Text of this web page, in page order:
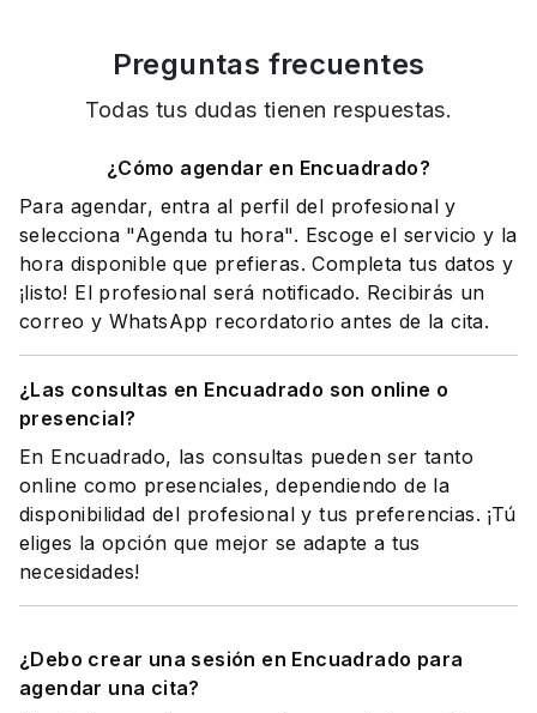
Preguntas frecuentes
Todas tus dudas tienen respuestas.
¿Cómo agendar en Encuadrado?
Para agendar, entra al perfil del profesional y
selecciona "Agenda tu hora". Escoge el servicio y la
hora disponible que prefieras. Completa tus datos y
¡listo! El profesional será notificado. Recibirás un
correo y WhatsApp recordatorio antes de la cita.
¿Las consultas en Encuadrado son online o
presencial?
En Encuadrado, las consultas pueden ser tanto
online como presenciales, dependiendo de la
disponibilidad del profesional y tus preferencias. ¡Tú
eliges la opción que mejor se adapte a tus
necesidades!
¿Debo crear una sesión en Encuadrado para
agendar una cita?